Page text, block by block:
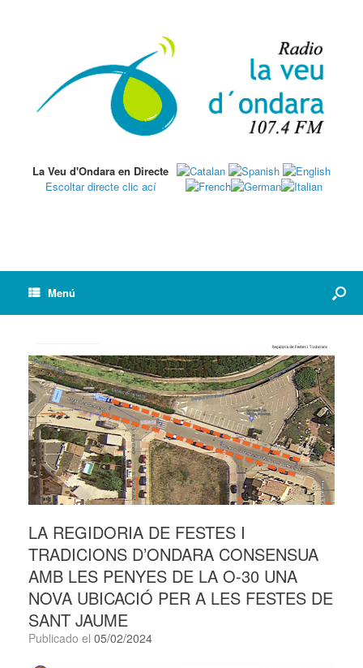
La Veu d'Ondara en Directe
Escoltar directe clic ací
Menú
LA REGIDORIA DE FESTES I
TRADICIONS D’ONDARA CONSENSUA
AMB LES PENYES DE LA O-30 UNA
NOVA UBICACIÓ PER A LES FESTES DE
SANT JAUME
Publicado el 05/02/2024